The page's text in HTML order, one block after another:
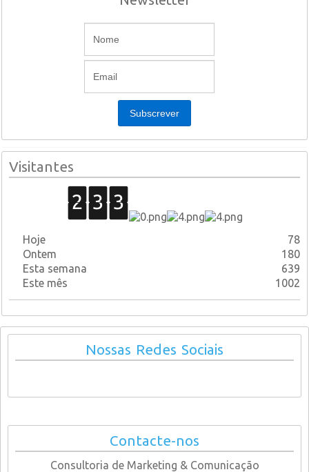
Visitantes
Hoje
78
Ontem
180
Esta semana
639
Este mês
1002
Nossas Redes Sociais
Contacte-nos
Consultoria de Marketing & Comunicação